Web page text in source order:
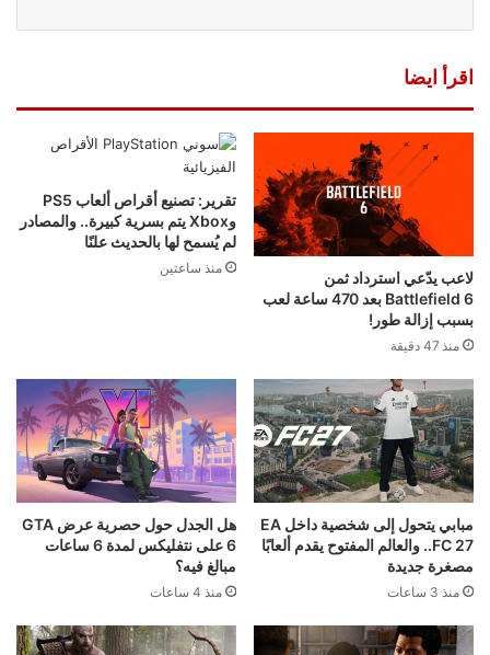
اقرأ ايضا
لاعب يدّعي استرداد ثمن
Battlefield 6 بعد 470 ساعة لعب
بسبب إزالة طور!
منذ 47 دقيقة
تقرير: تصنيع أقراص ألعاب PS5
وXbox يتم بسرية كبيرة.. والمصادر
لم يُسمح لها بالحديث علنًا
منذ ساعتين
مبابي يتحول إلى شخصية داخل EA
FC 27.. والعالم المفتوح يقدم ألعابًا
مصغرة جديدة
منذ 3 ساعات
هل الجدل حول حصرية عرض GTA
6 على نتفليكس لمدة 6 ساعات
مبالغ فيه؟
منذ 4 ساعات